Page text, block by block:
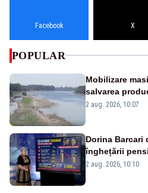
Facebook X
POPULAR
Mobilizare
salvarea
va detona o
2 aug. 2026, 10:07
Dorina Barcari
înghețării
pierdute de
2 aug. 2026, 10:10